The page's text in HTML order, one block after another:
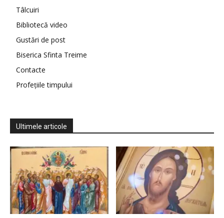
Tâlcuiri
Bibliotecă video
Gustări de post
Biserica Sfinta Treime
Contacte
Profețiile timpului
Ultimele articole